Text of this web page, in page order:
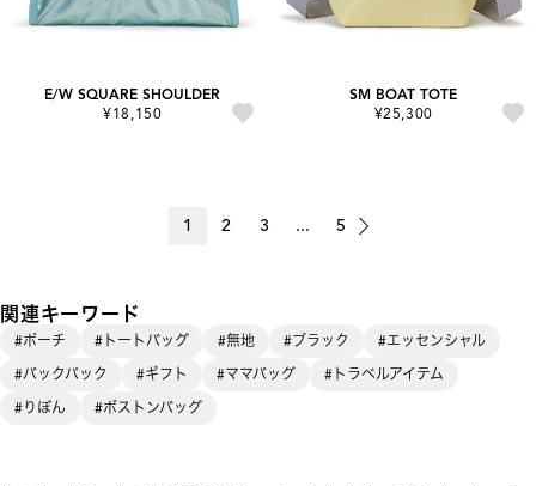
E/W SQUARE SHOULDER
¥18,150
SM BOAT TOTE
¥25,300
1 2 3 ... 5
関連キーワード
#ポーチ #トートバッグ #無地 #ブラック
#エッセンシャル
#バックパック
#ギフト #ママバッグ
#トラベルアイテム
#りぼん
#ボストンバッグ